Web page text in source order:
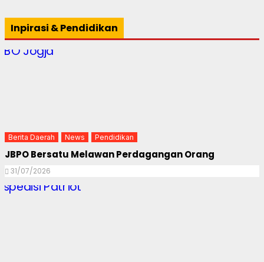
Inpirasi & Pendidikan
Berita Daerah News Pendidikan
JBPO Bersatu Melawan Perdagangan Orang
31/07/2026